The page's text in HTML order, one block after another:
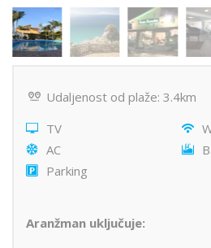
Udaljenost od plaže: 3.4km
TV
AC
Parking
Aranžman uključuje: